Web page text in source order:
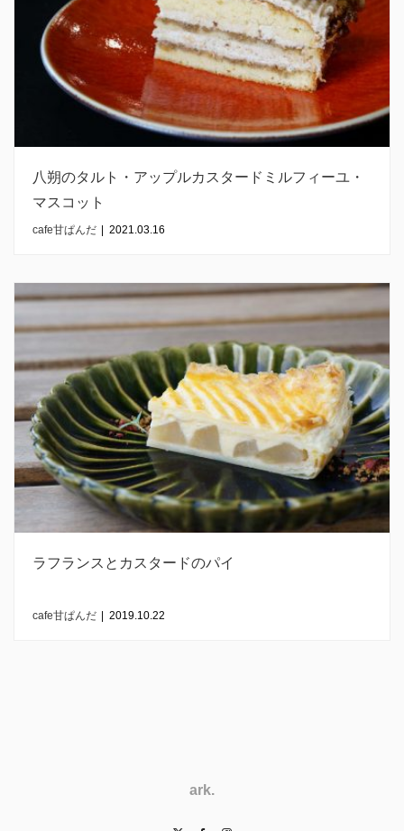
八朔のタルト・アップルカスタードミルフィーユ・
マスコット
cafe甘ぱんだ | 2021.03.16
ラフランスとカスタードのパイ
cafe甘ぱんだ | 2019.10.22
ark.